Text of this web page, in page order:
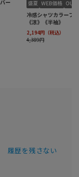
履歴を残さない